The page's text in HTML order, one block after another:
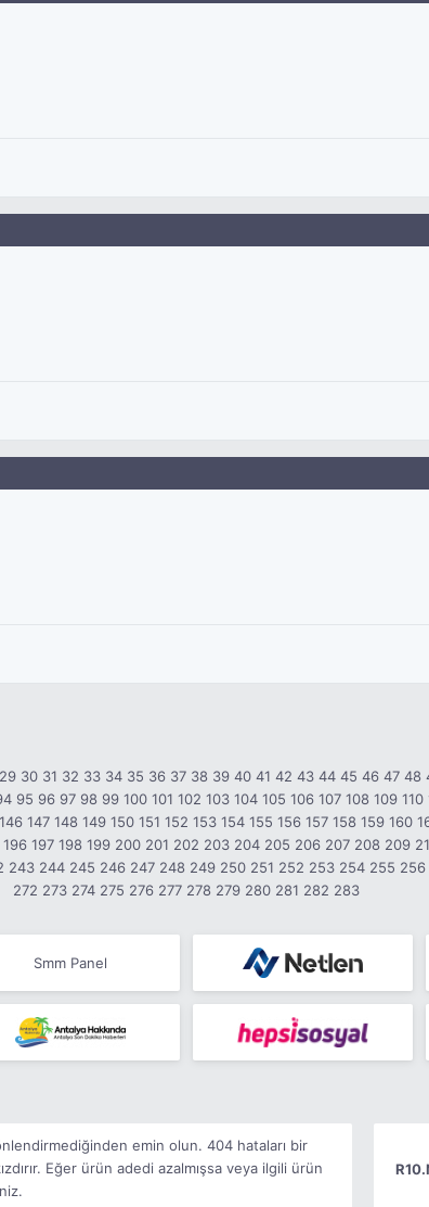
29 30 31 32 33 34 35 36 37 38 39 40 41 42 43 44 45 46 47 48
95 96 97 98 99 100 101 102 103 104 105 106 107 108 109 110
146 147 148 149 150 151 152 153 154 155 156 157 158 159 160
196 197 198 199 200 201 202 203 204 205 206 207 208 209
243 244 245 246 247 248 249 250 251 252 253 254 255 256
272 273 274 275 276 277 278 279 280 281 282 283
Smm Panel
emin olun. 404 hataları bir
Eğer ürün adedi azalmışsa veya ilgili ürün